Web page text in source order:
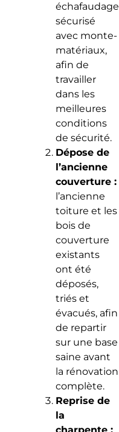
échafaudage
sécurisé
avec monte-
matériaux,
afin de
travailler
dans les
meilleures
conditions
de sécurité.
Dépose de
l’ancienne
couverture :
l’ancienne
toiture et les
bois de
couverture
existants
ont été
déposés,
triés et
évacués, afin
de repartir
sur une base
saine avant
la rénovation
complète.
Reprise de
la